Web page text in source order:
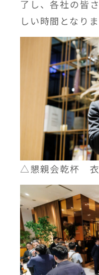
了し、各社の皆
しい時間となりま
△懇親会乾杯 衣